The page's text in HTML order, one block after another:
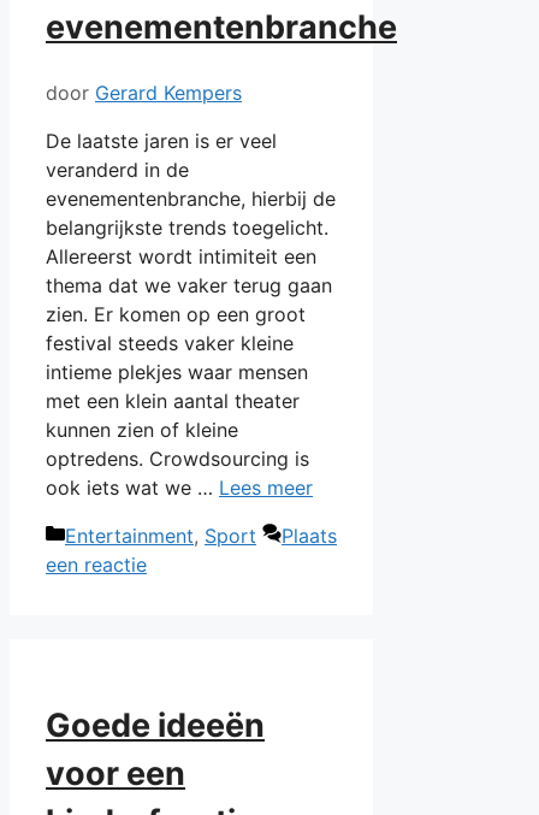
evenementenbranche
door Gerard Kempers
De laatste jaren is er veel
veranderd in de
evenementenbranche, hierbij de
belangrijkste trends toegelicht.
Allereerst wordt intimiteit een
thema dat we vaker terug gaan
zien. Er komen op een groot
festival steeds vaker kleine
intieme plekjes waar mensen
met een klein aantal theater
kunnen zien of kleine
optredens. Crowdsourcing is
ook iets wat we … Lees meer
Categorieën
Entertainment, Sport
Plaats
een reactie
Goede ideeën
voor een